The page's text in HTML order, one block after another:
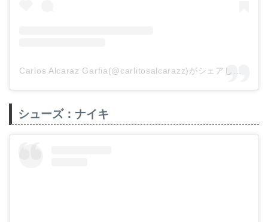
Carlos Alcaraz Garfia(@carlitosalcarazz)がシェアした投稿
シューズ：ナイキ